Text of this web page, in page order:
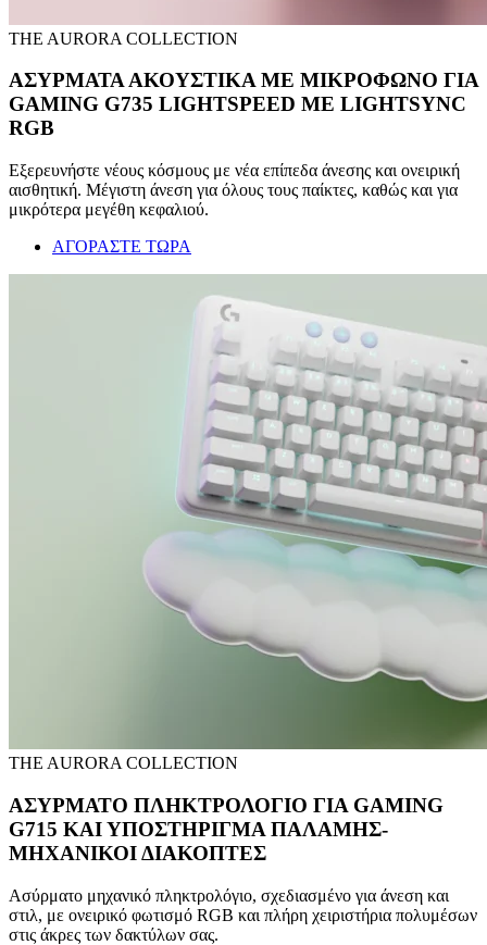
THE AURORA COLLECTION
ΑΣΥΡΜΑΤΑ ΑΚΟΥΣΤΙΚΑ ΜΕ ΜΙΚΡΟΦΩΝΟ ΓΙΑ
GAMING G735 LIGHTSPEED ΜΕ LIGHTSYNC
RGB
Εξερευνήστε νέους κόσμους με νέα επίπεδα άνεσης και ονειρική
αισθητική. Μέγιστη άνεση για όλους τους παίκτες, καθώς και για
μικρότερα μεγέθη κεφαλιού.
ΑΓΟΡΑΣΤΕ ΤΩΡΑ
THE AURORA COLLECTION
ΑΣΥΡΜΑΤΟ ΠΛΗΚΤΡΟΛΟΓΙΟ ΓΙΑ GAMING
G715 ΚΑΙ ΥΠΟΣΤΗΡΙΓΜΑ ΠΑΛΑΜΗΣ-
ΜΗΧΑΝΙΚΟΙ ΔΙΑΚΟΠΤΕΣ
Ασύρματο μηχανικό πληκτρολόγιο, σχεδιασμένο για άνεση και
στιλ, με ονειρικό φωτισμό RGB και πλήρη χειριστήρια πολυμέσων
στις άκρες των δακτύλων σας.